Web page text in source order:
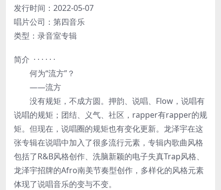
发行时间：2022-05-07
唱片公司：第四音乐
类型：录音室专辑
简介 · · · · · ·
何为“流方”？
——流方
没有规矩，不成方圆。押韵、说唱、Flow，说唱有
说唱的规矩；团结、义气、社区，rapper有rapper的规
矩。但现在，说唱圈的规矩也有变化更新。龙泽宇在这
张专辑在说唱中加入了很多流行元素，专辑内歌曲风格
包括了R&B风格创作、洗脑新颖的电子失真Trap风格、
龙泽宇招牌的Afro南美节奏型创作，多样化的风格元素
体现了说唱音乐的变与不变。